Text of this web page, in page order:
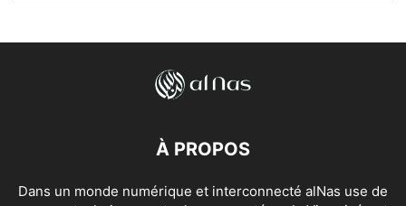
À PROPOS
Dans un monde numérique et interconnecté alNas use de